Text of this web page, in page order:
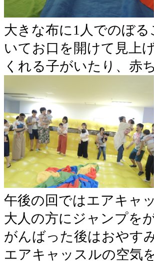
大きな布に1人でのぼ
いてお口を開けて見上
くれる子がいたり、赤
午後の回ではエアキャ
大人の方にジャンプを
がんばった後はおやす
エアキャッスルの空気